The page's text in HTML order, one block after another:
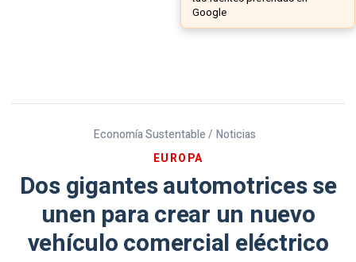
Economía Sustentable / Noticias
EUROPA
Dos gigantes automotrices se
unen para crear un nuevo
vehículo comercial eléctrico